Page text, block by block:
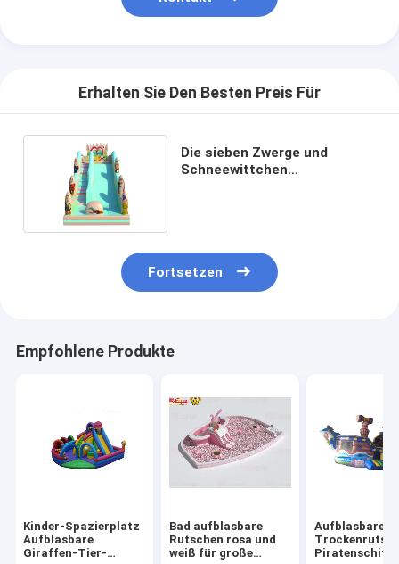
Erhalten Sie Den Besten Preis Für
Die sieben Zwerge und
Schneewittchen
Fortsetzen
Empfohlene Produkte
Kinder-Spazierplatz
Aufblasbare
Giraffen-Tier-
Bad aufblasbare
Rutschen rosa und
weiß für große
Aufblasbare
Piratenschiffe